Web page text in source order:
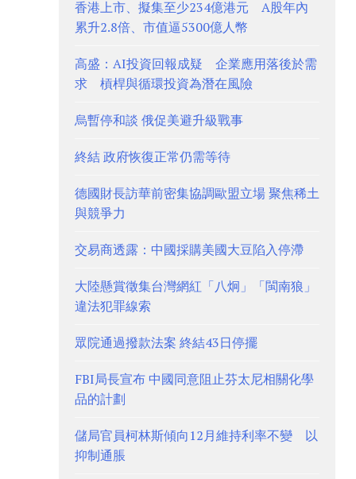
香港上市、擬集至少234億港元 A股年內
累升2.8倍、市值逼5300億人幣
高盛：AI投資回報成疑 企業應用落後於需
求 槓桿與循環投資為潛在風險
烏暫停和談 俄促美避升級戰事
終結 政府恢復正常仍需等待
德國財長訪華前密集協調歐盟立場 聚焦稀土
與競爭力
交易商透露：中國採購美國大豆陷入停滯
大陸懸賞徵集台灣網紅「八炯」「閩南狼」
違法犯罪線索
眾院通過撥款法案 終結43日停擺
FBI局長宣布 中國同意阻止芬太尼相關化學
品的計劃
儲局官員柯林斯傾向12月維持利率不變 以
抑制通脹